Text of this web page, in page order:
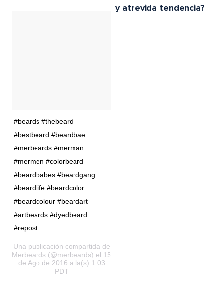
#beards #thebeard
#bestbeard #beardbae
#merbeards #merman
#mermen #colorbeard
#beardbabes #beardgang
#beardlife #beardcolor
#beardcolour #beardart
#artbeards #dyedbeard
#repost
Una publicación compartida de
Merbeards (@merbeards) el 15
de Ago de 2016 a la(s) 1:03
PDT
y atrevida tendencia?